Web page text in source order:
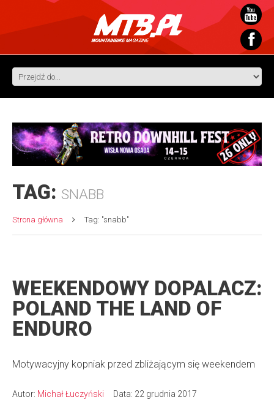
TAG: SNABB
Strona główna Tag: "snabb"
WEEKENDOWY DOPALACZ:
POLAND THE LAND OF
ENDURO
Motywacyjny kopniak przed zbliżającym się weekendem
Autor: Michał Łuczyński Data: 22 grudnia 2017